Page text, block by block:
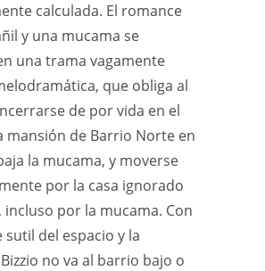
calculada. El romance
y una mucama se
una trama vagamente
que obliga al
de por vida en el
mansión de Barrio Norte en
la mucama, y moverse
por la casa ignorado
por la mucama. Con
del espacio y la
no va al barrio bajo o